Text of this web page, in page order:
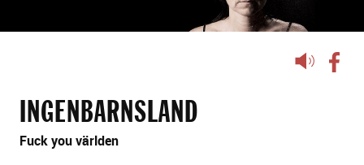
Lyssna
INGENBARNSLAND
Fuck you världen